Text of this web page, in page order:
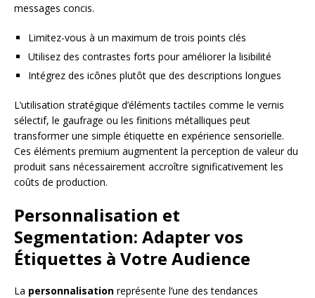
messages concis.
Limitez-vous à un maximum de trois points clés
Utilisez des contrastes forts pour améliorer la lisibilité
Intégrez des icônes plutôt que des descriptions longues
L’utilisation stratégique d’éléments tactiles comme le vernis
sélectif, le gaufrage ou les finitions métalliques peut
transformer une simple étiquette en expérience sensorielle.
Ces éléments premium augmentent la perception de valeur du
produit sans nécessairement accroître significativement les
coûts de production.
Personnalisation et
Segmentation: Adapter vos
Étiquettes à Votre Audience
La personnalisation représente l’une des tendances